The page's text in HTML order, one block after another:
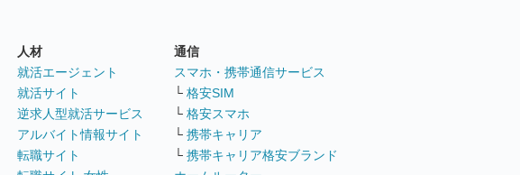
人材
就活エージェント
就活サイト
逆求人型就活サービス
アルバイト情報サイト
転職サイト
通信
スマホ・携帯通信サービス
└ 格安SIM
└ 格安スマホ
└ 携帯キャリア
└ 携帯キャリア格安ブランド